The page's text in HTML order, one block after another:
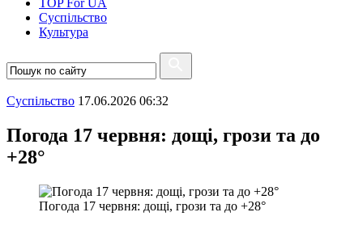
TOP For UA
Суспiльство
Культура
Суспiльство 17.06.2026 06:32
Погода 17 червня: дощі, грози та до
+28°
Погода 17 червня: дощі, грози та до +28°